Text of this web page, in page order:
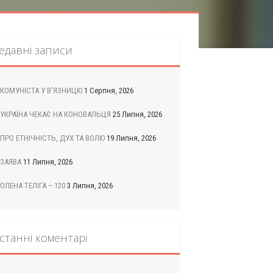
записи
КОМУНІСТА У В’ЯЗНИЦЮ 1 Серпня, 2026
УКРАЇНА ЧЕКАЄ НА КОНОВАЛЬЦЯ 25 Липня, 2026
ПРО ЕТНІЧНІСТЬ, ДУХ ТА ВОЛЮ 19 Липня, 2026
ЗАЯВА 11 Липня, 2026
ОЛЕНА ТЕЛІГА – 120 3 Липня, 2026
коментарі